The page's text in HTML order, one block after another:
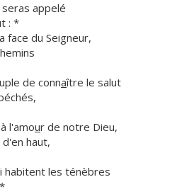
appelé
: *
face du Seigneur,
de connaître le salut
l'amour de notre Dieu,
haut,
habitent les ténèbres